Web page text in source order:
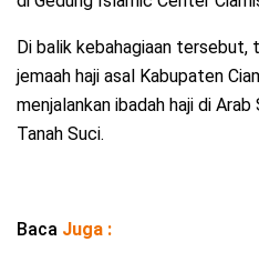
Di balik kebahagiaan tersebut,
jemaah haji asal Kabupaten
menjalankan ibadah haji di
Tanah Suci.
Baca Juga :